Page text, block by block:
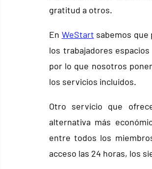
gratitud a otros.
En WeStart sabemos
los trabajadores
por lo que nosotros
los servicios incluidos.
Otro servicio que
alternativa más
entre todos los
acceso las 24 horas, los